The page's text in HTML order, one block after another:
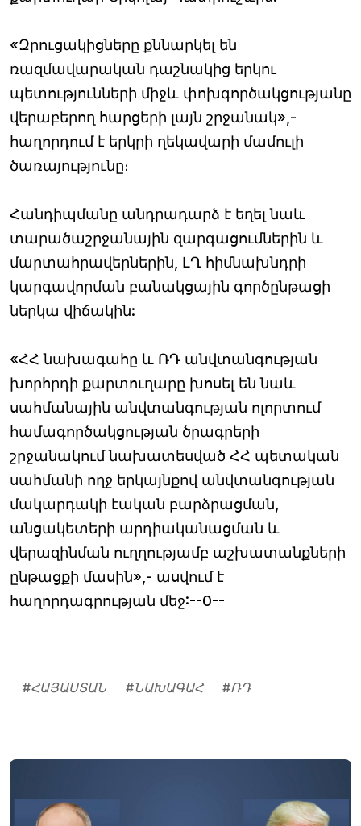
«Զրուցակիցները քննարկել են
ռազմավարական դաշնակից երկու
պետությունների միջև փոխգործակցությանը
վերաբերող հարցերի լայն շրջանակ»,-
հաղորդում է երկրի ղեկավարի մամուլի
ծառայությունը։
Հանդիպմանը անդրադարձ է եղել նաև
տարածաշրջանային զարգացումներին և
մարտահրավերներին, ԼՂ հիմնախնդրի
կարգավորման բանակցային գործընթացի
ներկա վիճակին:
«ՀՀ նախագահը և ՌԴ անվտանգության
խորհրդի քարտուղարը խոսել են նաև
սահմանային անվտանգության ոլորտում
համագործակցության ծրագրերի
շրջանակում նախատեսված ՀՀ պետական
սահմանի ողջ երկայնքով անվտանգության
մակարդակի էական բարձրացման,
անցակետերի արդիականացման և
վերազինման ուղղությամբ աշխատանքների
ընթացքի մասին»,- ասվում է
հաղորդագրության մեջ:--0--
#ՀԱՅԱՍՏԱՆ #ՆԱԽԱԳԱՀ #ՌԴ